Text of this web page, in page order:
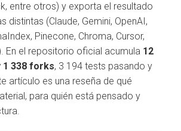
entre otros) y exporta el resultado
distintas (Claude, Gemini, OpenAI,
Pinecone, Chroma, Cursor,
En el repositorio oficial acumula 12
1 338 forks, 3 194 tests pasando y
artículo es una reseña de qué
para quién está pensado y